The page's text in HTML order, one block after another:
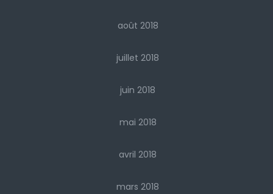
août 2018
juillet 2018
juin 2018
mai 2018
avril 2018
mars 2018